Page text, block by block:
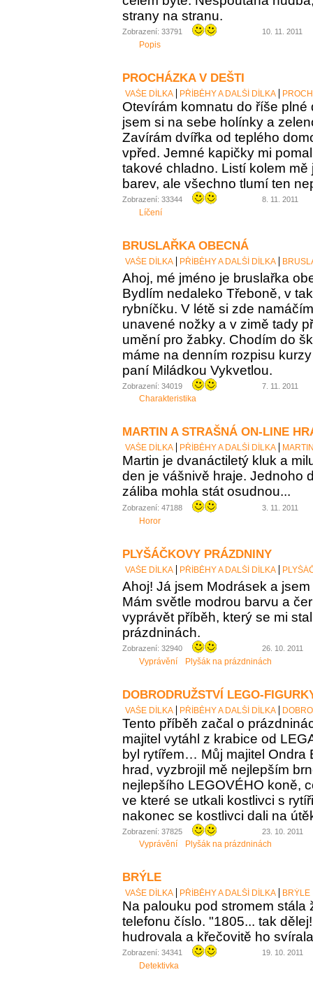
strany na stranu.
Zobrazení: 33791 10. 11. 2011
Popis
PROCHÁZKA V DEŠTI
VAŠE DÍLKA PŘÍBĚHY A DALŠÍ DÍLKA
Otevírám komnatu do říše plné
jsem si na sebe holínky a
Zavírám dvířka od teplého
vpřed. Jemné kapičky mi
takové chladno. Listí kolem
barev, ale všechno tlumí ten
Zobrazení: 33344 8. 11. 2011
Líčení
BRUSLAŘKA OBECNÁ
VAŠE DÍLKA PŘÍBĚHY A DALŠÍ DÍLKA
Ahoj, mé jméno je bruslařka
Bydlím nedaleko Třeboně, v
rybníčku. V létě si zde
unavené nožky a v zimě tady
umění pro žabky. Chodím do
máme na denním rozpisu
paní Miládkou Vykvetlou.
Zobrazení: 34019 7. 11. 2011
Charakteristika
MARTIN A STRAŠNÁ ON-LINE
VAŠE DÍLKA PŘÍBĚHY A DALŠÍ DÍLKA
Martin je dvanáctiletý kluk a
den je vášnivě hraje. Jednoho
záliba mohla stát osudnou...
Zobrazení: 47188 3. 11. 2011
Horor
PLYŠÁČKOVY PRÁZDNINY
VAŠE DÍLKA PŘÍBĚHY A DALŠÍ DÍLKA
Ahoj! Já jsem Modrásek a
Mám světle modrou barvu a
vyprávět příběh, který se mi
prázdninách.
Zobrazení: 32940 26. 10. 2011
Vyprávění Plyšák na prázdninách
DOBRODRUŽSTVÍ LEGO-
VAŠE DÍLKA PŘÍBĚHY A DALŠÍ DÍLKA
Tento příběh začal o
majitel vytáhl z krabice od
byl rytířem… Můj majitel Ondra
hrad, vyzbrojil mě nejlepším
nejlepšího LEGOVÉHO koně,
ve které se utkali kostlivci s
nakonec se kostlivci dali na
Zobrazení: 37825 23. 10. 2011
Vyprávění Plyšák na prázdninách
BRÝLE
VAŠE DÍLKA PŘÍBĚHY A DALŠÍ DÍLKA BRÝLE
Na palouku pod stromem stála
telefonu číslo. "1805... tak
hudrovala a křečovitě ho
Zobrazení: 34341 19. 10. 2011
Detektivka